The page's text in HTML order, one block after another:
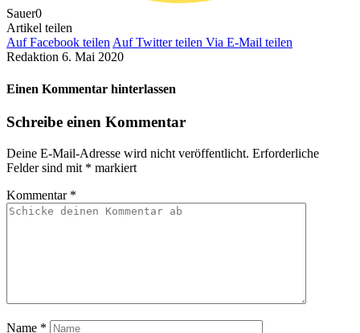
Sauer0
Artikel teilen
Auf Facebook teilen Auf Twitter teilen Via E-Mail teilen
Redaktion 6. Mai 2020
Einen Kommentar hinterlassen
Schreibe einen Kommentar
Deine E-Mail-Adresse wird nicht veröffentlicht. Erforderliche
Felder sind mit * markiert
Kommentar *
Name *